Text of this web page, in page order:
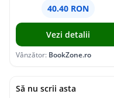
40.40 RON
Vezi detalii
Vânzător: BookZone.ro
Să nu scrii asta